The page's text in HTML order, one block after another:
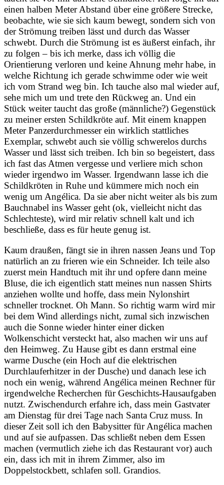
einen halben Meter Abstand über eine größere Strecke,
beobachte, wie sie sich kaum bewegt, sondern sich von
der Strömung treiben lässt und durch das Wasser
schwebt. Durch die Strömung ist es äußerst einfach, ihr
zu folgen – bis ich merke, dass ich völlig die
Orientierung verloren und keine Ahnung mehr habe, in
welche Richtung ich gerade schwimme oder wie weit
ich vom Strand weg bin. Ich tauche also mal wieder auf,
sehe mich um und trete den Rückweg an. Und ein
Stück weiter taucht das große (männliche?) Gegenstück
zu meiner ersten Schildkröte auf. Mit einem knappen
Meter Panzerdurchmesser ein wirklich stattliches
Exemplar, schwebt auch sie völlig schwerelos durchs
Wasser und lässt sich treiben. Ich bin so begeistert, dass
ich fast das Atmen vergesse und verliere mich schon
wieder irgendwo im Wasser. Irgendwann lasse ich die
Schildkröten in Ruhe und kümmere mich noch ein
wenig um Angélica. Da sie aber nicht weiter als bis zum
Bauchnabel ins Wasser geht (ok, vielleicht nicht das
Schlechteste), wird mir relativ schnell kalt und ich
beschließe, dass es für heute genug ist.
Kaum draußen, fängt sie in ihren nassen Jeans und Top
natürlich an zu frieren wie ein Schneider. Ich teile also
zuerst mein Handtuch mit ihr und opfere dann meine
Bluse, die ich eigentlich statt meines nun nassen Shirts
anziehen wollte und hoffe, dass mein Nylonshirt
schneller trocknet. Oh Mann. So richtig warm wird mir
bei dem Wind allerdings nicht, zumal sich inzwischen
auch die Sonne wieder hinter einer dicken
Wolkenschicht versteckt hat, also machen wir uns auf
den Heimweg. Zu Hause gibt es dann erstmal eine
warme Dusche (ein Hoch auf die elektrischen
Durchlauferhitzer in der Dusche) und danach lese ich
noch ein wenig, während Angélica meinen Rechner für
irgendwelche Recherchen für Geschichts-Hausaufgaben
nutzt. Zwischendurch erfahre ich, dass mein Gastvater
am Dienstag für drei Tage nach Santa Cruz muss. In
dieser Zeit soll ich den Babysitter für Angélica machen
und auf sie aufpassen. Das schließt neben dem Essen
machen (vermutlich ziehe ich das Restaurant vor) auch
ein, dass ich mit in ihrem Zimmer, also im
Doppelstockbett, schlafen soll. Grandios.